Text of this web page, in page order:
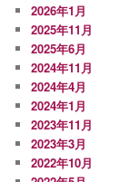
2026年1月
2025年11月
2025年6月
2024年11月
2024年4月
2024年1月
2023年11月
2023年3月
2022年10月